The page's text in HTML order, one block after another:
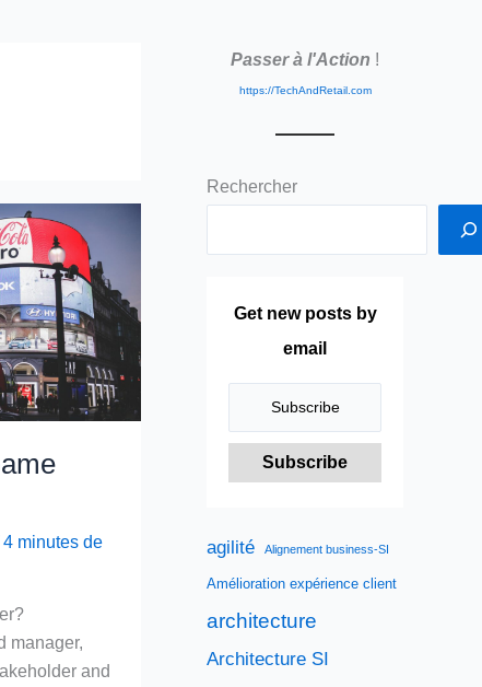
4 minutes de
manager,
and
Passer à l'Action !
https://TechAndRetail.com
Rechercher
Get new posts by
email
agilité Alignement business-SI
Amélioration expérience client
architecture
Architecture SI